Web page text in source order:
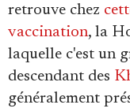
retrouve chez
vaccination, la
laquelle c'est un
descendant des
généralement